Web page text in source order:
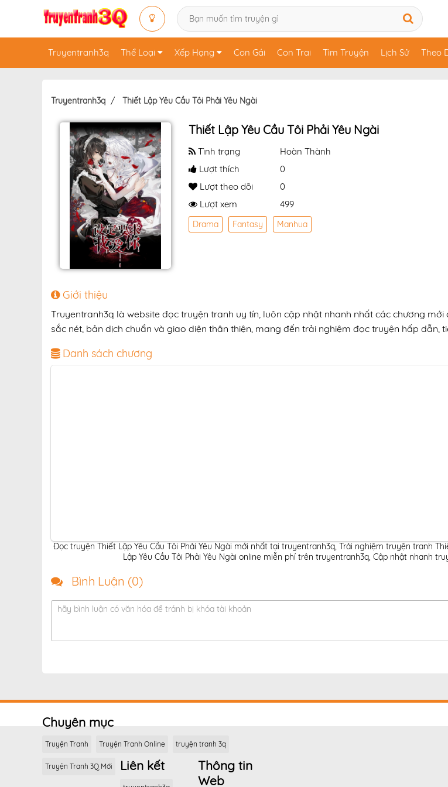
Truyentranh3q Thể Loại Xếp Hạng Con Gái Con Trai Tìm Truyện Lịch Sử Theo
Truyentranh3q Thiết Lập Yêu Cầu Tôi Phải Yêu Ngài
Thiết Lập Yêu Cầu Tôi Phải Yêu Ngài
Tình trạng
Hoàn Thành
Lượt thích
0
Lượt theo dõi
0
Lượt xem
499
Drama Fantasy Manhua
Giới thiệu
Truyentranh3q là website đọc truyện tranh uy tín, luôn cập nhật nhanh nhất các chương mới
sắc nét, bản dịch chuẩn và giao diện thân thiện, mang đến trải nghiệm đọc truyện hấp dẫn,
Danh sách chương
Đọc truyện Thiết Lập Yêu Cầu Tôi Phải Yêu Ngài mới nhất tại truyentranh3q, Trải nghiệm truyện tranh
Lập Yêu Cầu Tôi Phải Yêu Ngài online miễn phí trên truyentranh3q, Cập nhật nhanh
Bình Luận (0)
hãy bình luận có văn hóa để tránh bị khóa tài khoản
Chuyên mục
Truyện Tranh Truyện Tranh Online truyện tranh 3q
Truyện Tranh 3Q Mới Liên kết
Thông tin
Web